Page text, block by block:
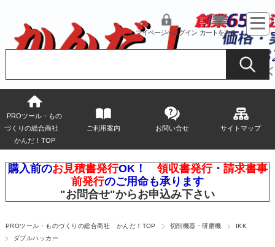
マイページへログイン カートをみる
PROツール・もの
づくりの総合商社
かんだ！TOP
ご利用案内 お問い合せ サイトマップ
購入前のお見積書発行OK！ 領収書発行・ 請求書事
前発行のご用命も承ります
"お問合せ"からお申込み下さい
PROツール・ものづくりの総合商社 かんだ！TOP 切削機器・研磨機
IKK
ダブルハッカー